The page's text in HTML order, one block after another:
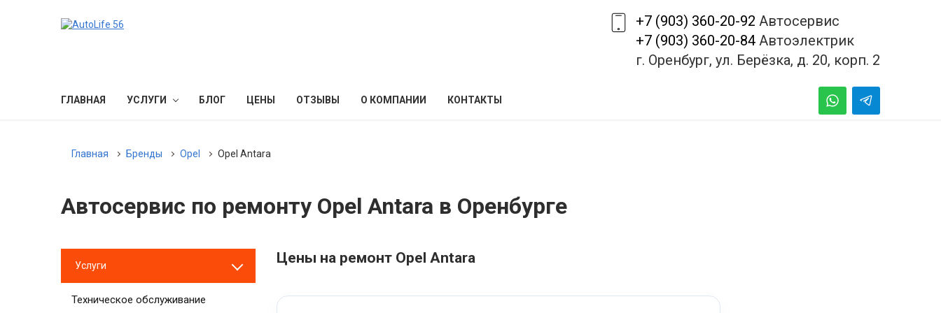
+7 (903) 360-20-92 Автосервис
+7 (903) 360-20-84 Автоэлектрик
г. Оренбург, ул. Берёзка, д. 20, корп. 2
ГЛАВНАЯ УСЛУГИ БЛОГ ЦЕНЫ ОТЗЫВЫ О КОМПАНИИ КОНТАКТЫ
Главная Бренды Opel Opel Antara
Автосервис по ремонту Opel Antara в Оренбурге
Услуги
Техническое обслуживание
Цены на ремонт Opel Antara